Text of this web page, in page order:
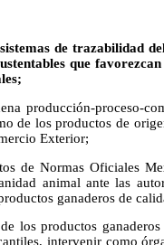
de trazabilidad
que
producción-proceso-
de los productos de
Exterior;
de Normas Oficiales
animal ante las
ganaderos de
los productos
intervenir como